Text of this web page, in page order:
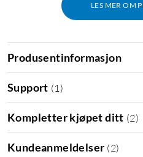
LES MER OM
Produsentinformasjon
Support (1 )
Kompletter kjøpet ditt (2)
Kundeanmeldelser (2)